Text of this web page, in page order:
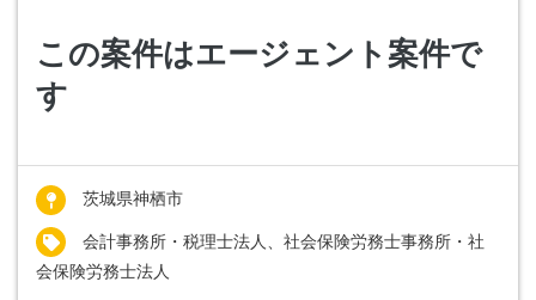
この案件はエージェント案件で
す
茨城県神栖市
会計事務所・税理士法人、社会保険労務士事務所・社
会保険労務士法人